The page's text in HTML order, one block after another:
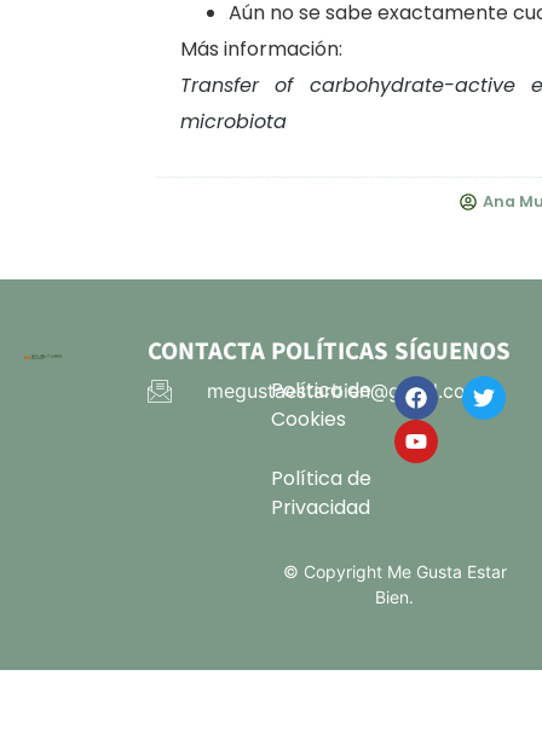
Aún no se sabe exactamente
Más información:
Transfer of carbohydrate-
microbiota
Ana
CONTACTA
megustaestarbien@gmail.com
POLÍTICAS
Política de
Cookies
Política de
Privacidad
SÍGUENOS
© Copyright Me Gusta Estar
Bien.